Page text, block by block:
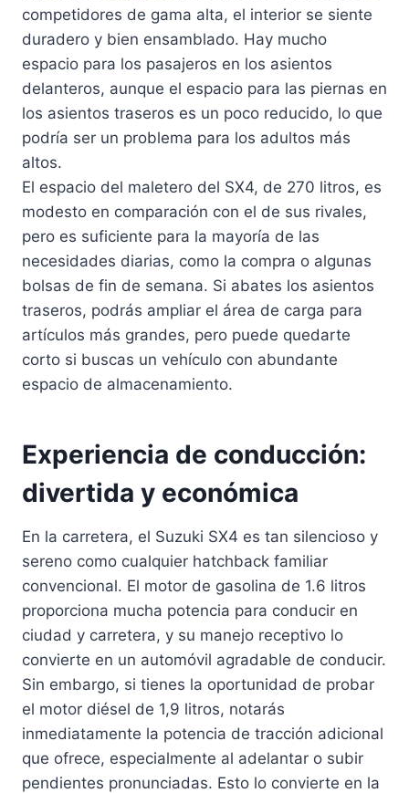
competidores de gama alta, el interior se siente
duradero y bien ensamblado. Hay mucho
espacio para los pasajeros en los asientos
delanteros, aunque el espacio para las piernas en
los asientos traseros es un poco reducido, lo que
podría ser un problema para los adultos más
altos.
El espacio del maletero del SX4, de 270 litros, es
modesto en comparación con el de sus rivales,
pero es suficiente para la mayoría de las
necesidades diarias, como la compra o algunas
bolsas de fin de semana. Si abates los asientos
traseros, podrás ampliar el área de carga para
artículos más grandes, pero puede quedarte
corto si buscas un vehículo con abundante
espacio de almacenamiento.
Experiencia de conducción:
divertida y económica
En la carretera, el Suzuki SX4 es tan silencioso y
sereno como cualquier hatchback familiar
convencional. El motor de gasolina de 1.6 litros
proporciona mucha potencia para conducir en
ciudad y carretera, y su manejo receptivo lo
convierte en un automóvil agradable de conducir.
Sin embargo, si tienes la oportunidad de probar
el motor diésel de 1,9 litros, notarás
inmediatamente la potencia de tracción adicional
que ofrece, especialmente al adelantar o subir
pendientes pronunciadas. Esto lo convierte en la